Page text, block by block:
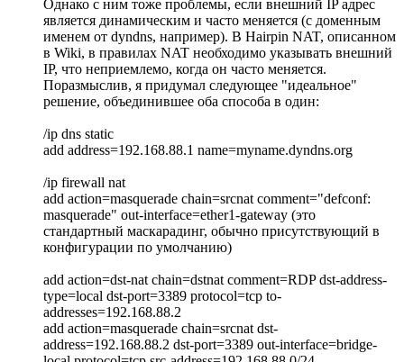
Однако с ним тоже проблемы, если внешний IP адрес
является динамическим и часто меняется (с доменным
именем от dyndns, например). В Hairpin NAT, описанном
в Wiki, в правилах NAT необходимо указывать внешний
IP, что неприемлемо, когда он часто меняется.
Поразмыслив, я придумал следующее "идеальное"
решение, объединившее оба способа в один:
/ip dns static
add address=192.168.88.1 name=myname.dyndns.org
/ip firewall nat
add action=masquerade chain=srcnat comment="defconf:
masquerade" out-interface=ether1-gateway (это
стандартный маскарадинг, обычно присутствующий в
конфигурации по умолчанию)
add action=dst-nat chain=dstnat comment=RDP dst-address-
type=local dst-port=3389 protocol=tcp to-
addresses=192.168.88.2
add action=masquerade chain=srcnat dst-
address=192.168.88.2 dst-port=3389 out-interface=bridge-